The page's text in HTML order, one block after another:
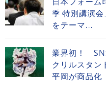
季 特別講演
をテーマ...
業界初！
クリルスタ
平岡が商品化